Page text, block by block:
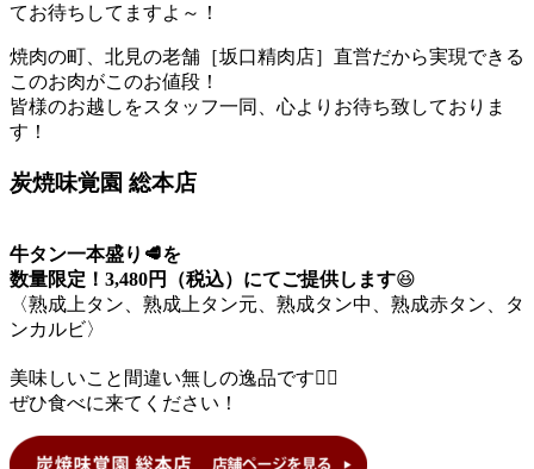
てお待ちしてますよ～！
焼肉の町、北見の老舗［坂口精肉店］直営だから実現できる
このお肉がこのお値段！
皆様のお越しをスタッフ一同、心よりお待ち致しておりま
す！
炭焼味覚園 総本店
牛タン一本盛り🥩を
数量限定！3,480円（税込）にてご提供します😆
〈熟成上タン、熟成上タン元、熟成タン中、熟成赤タン、タ
ンカルビ〉
美味しいこと間違い無しの逸品です🙆‍♂️
ぜひ食べに来てください！